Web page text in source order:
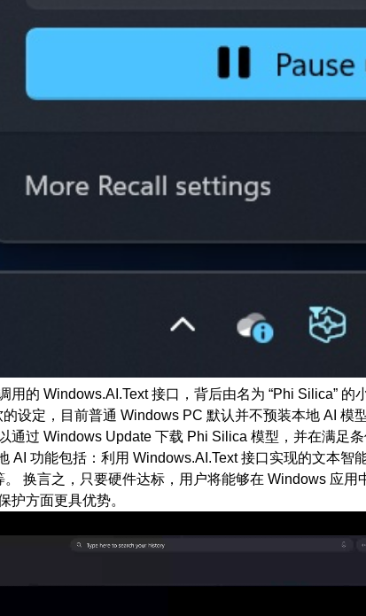
的 Windows.AI.Text 接口，背后由名为 “Phi Silica”
设定，目前普通 Windows PC 默认并不预装本地 AI
过 Windows Update 下载 Phi Silica 模型，并在满足条
AI 功能包括：利用 Windows.AI.Text 接口实现的文本
换言之，只要硬件达标，用户将能够在 Windows 应
护方面更具优势。